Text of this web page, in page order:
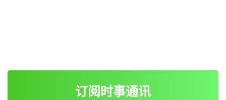
订阅时事通讯